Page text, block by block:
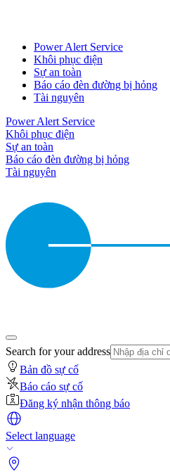
Power Alert Service
Khôi phục điện
Sự an toàn
Báo cáo đèn đường bị hỏng
Tài nguyên
Power Alert Service
Khôi phục điện
Sự an toàn
Báo cáo đèn đường bị hỏng
Tài nguyên
Search for your address
Bản đồ sự cố
Báo cáo sự cố
Đăng ký nhận thông báo
Select language